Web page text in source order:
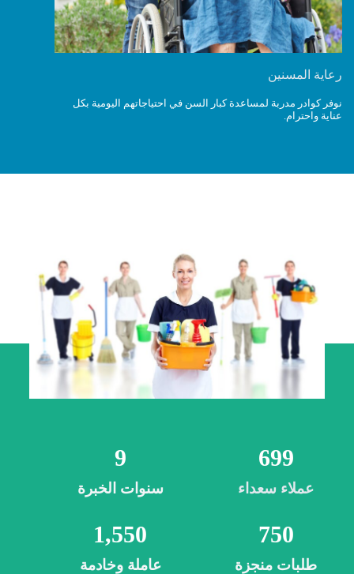
رعاية المسنين
نوفر كوادر مدربة لمساعدة كبار السن في احتياجاتهم اليومية بكل
عناية واحترام.
عملاء سعداء
699
سنوات الخبرة
9
طلبات منجزة
750
عاملة وخادمة
1,550